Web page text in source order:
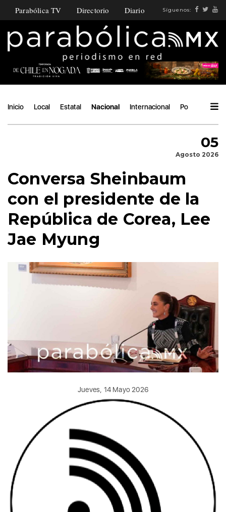
Parabólica TV Directorio Diario Síguenos:
Inicio Local Estatal Nacional Internacional Política
05
Agosto 2026
Conversa Sheinbaum
con el presidente de la
República de Corea, Lee
Jae Myung
Jueves, 14 Mayo 2026